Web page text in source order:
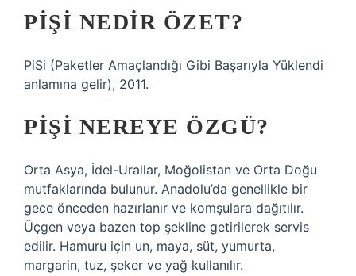
PIŞI NEDIR ÖZET?
PiSi (Paketler Amaçlandığı Gibi Başarıyla Yüklendi
anlamına gelir), 2011.
PIŞI NEREYE ÖZGÜ?
Orta Asya, İdel-Urallar, Moğolistan ve Orta Doğu
mutfaklarında bulunur. Anadolu’da genellikle bir
gece önceden hazırlanır ve komşulara dağıtılır.
Üçgen veya bazen top şekline getirilerek servis
edilir. Hamuru için un, maya, süt, yumurta,
margarin, tuz, şeker ve yağ kullanılır.